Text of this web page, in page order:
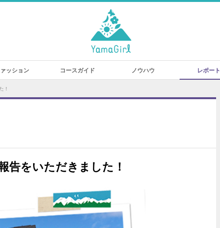
ッション コースガイド ノウハウ レポート
！
告をいただきました！